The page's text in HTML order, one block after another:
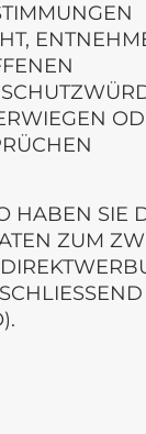
HABEN SIE
ZUM